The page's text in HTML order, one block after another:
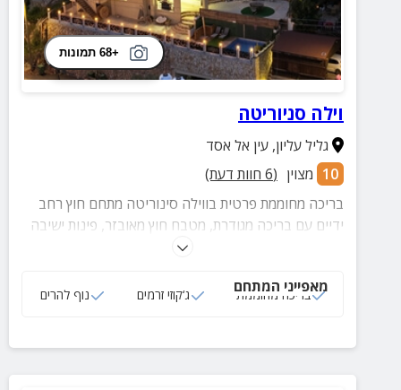
+68 תמונות
וילה סניוריטה
גליל עליון,עין אל אסד
10 מצוין (
6 חוות דעת)
בריכה מחוממת פרטית בווילה סינוריטה מתחם חוץ רחב
ידיים עם בריכה מגודרת, מטבח חוץ מאובזר, פינות ישיבה
נוחות ואווירה פסטורלית של נוף ירוק.
מאפייני המתחם
בריכה מחוממת ג‘קוזי זרמים נוף להרים